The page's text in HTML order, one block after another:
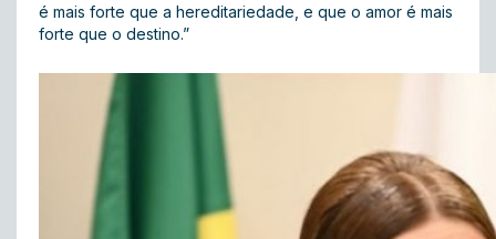
é mais forte que a hereditariedade, e que o amor é mais
forte que o destino.”